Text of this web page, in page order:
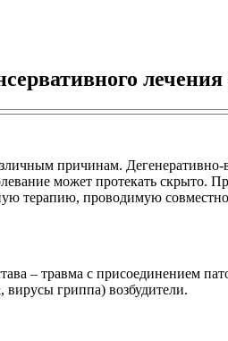
лечения
причинам.
может протекать скрыто.
терапию, проводимую
– травма с
вирусы гриппа) возбудители.